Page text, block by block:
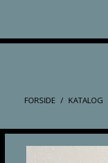
FORSIDE KATALOG